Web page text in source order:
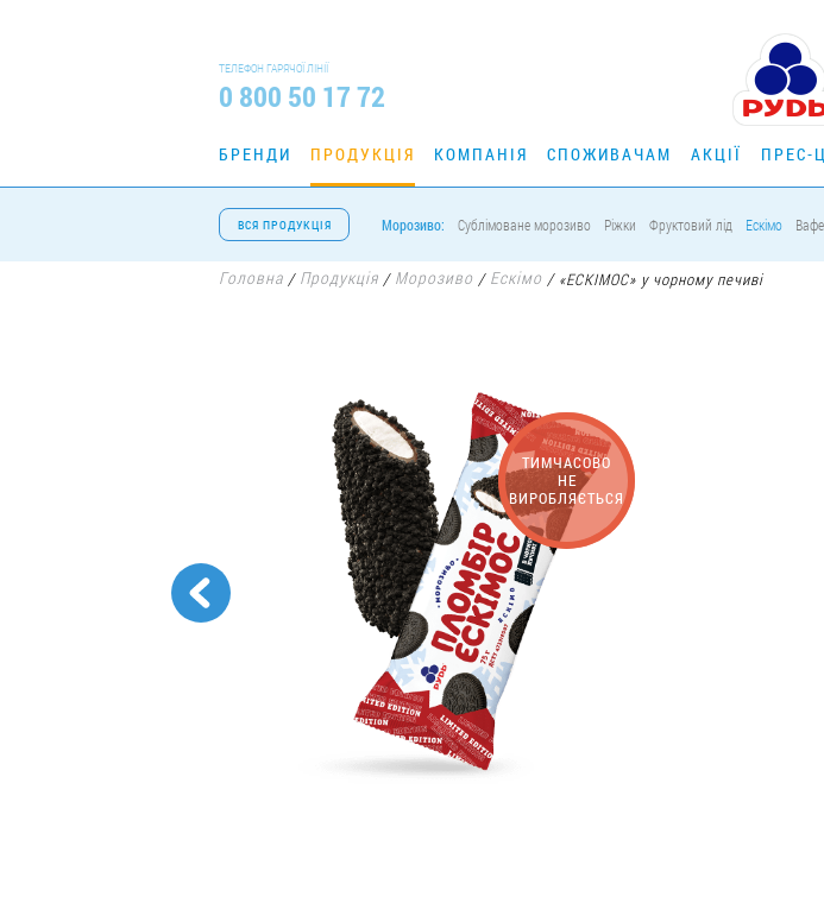
ТЕЛЕФОН ГАРЯЧОЇ ЛІНІЇ
0 800 50 17 72
БРЕНДИ ПРОДУКЦІЯ КОМПАНІЯ СПОЖИВАЧАМ АКЦІЇ ПРЕС-
ВСЯ ПРОДУКЦІЯ Морозиво: Сублімоване морозиво Ріжки Фруктовий лід Ескімо
Головна / Продукція / Морозиво / Ескімо /«ЕСКІМОС» у чорному печиві
ТИМЧАСОВО
НЕ
ВИРОБЛЯЄТЬСЯ